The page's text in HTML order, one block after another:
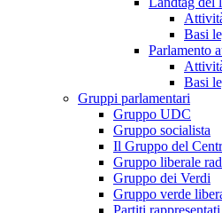
Basi
Parlamento
Basi
Gruppi parlamentari
Gruppo UDC
Gruppo socialista
Il Gruppo del
Gruppo liberale
Gruppo dei Verdi
Gruppo verde